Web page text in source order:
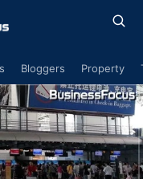
Bloggers Property